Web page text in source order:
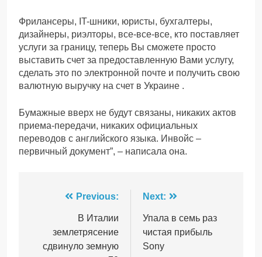
Фрилансеры, IT-шники, юристы, бухгалтеры,
дизайнеры, риэлторы, все-все-все, кто поставляет
услуги за границу, теперь Вы сможете просто
выставить счет за предоставленную Вами услугу,
сделать это по электронной почте и получить свою
валютную выручку на счет в Украине .
Бумажные вверх не будут связаны, никаких актов
приема-передачи, никаких официальных
переводов с английского языка. Инвойс –
первичный документ”, – написала она.
Навігація
записів
Previous:
В Италии
землетрясение
сдвинуло земную
Next:
Упала в семь раз
чистая прибыль
Sony